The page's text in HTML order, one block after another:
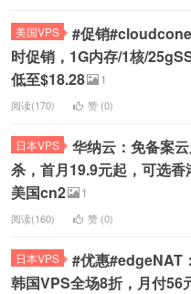
美国VPS
#促销
时促销，1G内存/1核/
低至$18.28
1
阅读(170) 赞 (0)
日本VPS
华纳云：免备案
杀，首月19.9元起，可选
美国cn2
1
阅读(160) 赞 (0)
日本VPS
#优惠#edgeNAT
韩国VPS全场8折，月付56